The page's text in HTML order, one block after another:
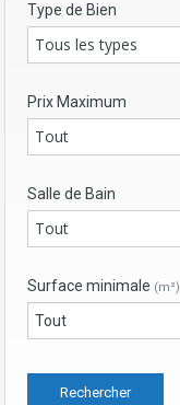
Type de Bien
Tous les types
Prix Maximum
Tout
Salle de Bain
Tout
Surface minimale (m²)